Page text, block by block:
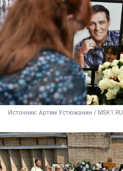
Источник: Артем Устюжанин / MSK1.RU